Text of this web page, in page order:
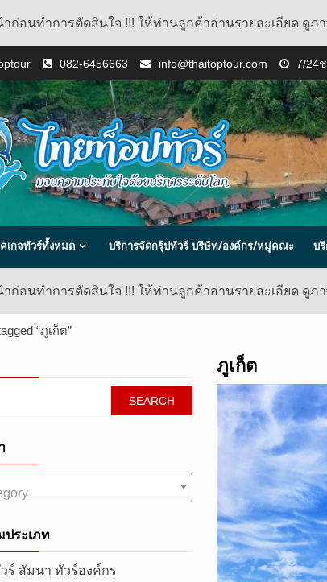
ก่อนทำการตัดสินใจ !!! ให้ท่านลูกค้าอ่านรายละเอียด ดูภ
082-6456663 info@thaitoptour.com 7/24
เกจทัวร์ทั้งหมด บริการจัดกรุ้ปทัวร์ บริษัท/องค์กร/หมู่คณะ บริ
ก่อนทำการตัดสินใจ !!! ให้ท่านลูกค้าอ่านรายละเอียด ดูภ
“ภูเก็ต”
ภูเก็ต
ประเภท
ร์ สัมนา ทัวร์องค์กร